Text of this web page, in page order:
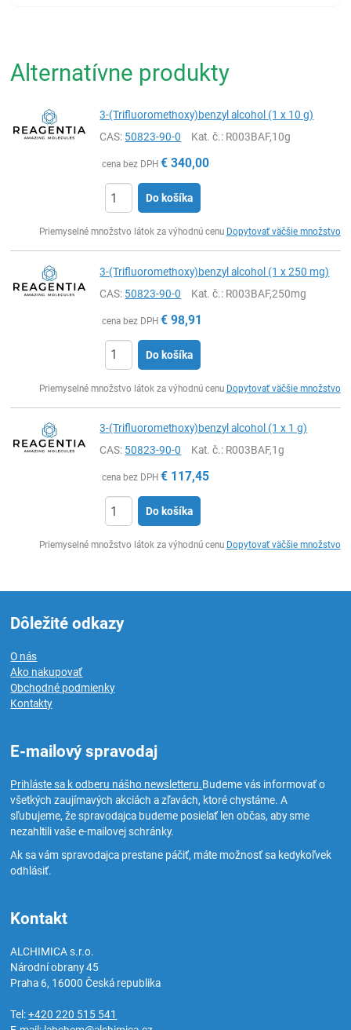
Alternatívne produkty
3-(Trifluoromethoxy)benzyl alcohol (1 x 10 g)
CAS: 50823-90-0 Kat. č.: R003BAF,10g
cena bez DPH € 340,00
Do košíka
Priemyselné množstvo látok za výhodnú cenu Dopytovať väčšie množstvo
3-(Trifluoromethoxy)benzyl alcohol (1 x 250 mg)
CAS: 50823-90-0 Kat. č.: R003BAF,250mg
cena bez DPH € 98,91
Do košíka
Priemyselné množstvo látok za výhodnú cenu Dopytovať väčšie množstvo
3-(Trifluoromethoxy)benzyl alcohol (1 x 1 g)
CAS: 50823-90-0 Kat. č.: R003BAF,1g
cena bez DPH € 117,45
Do košíka
Priemyselné množstvo látok za výhodnú cenu Dopytovať väčšie množstvo
Dôležité odkazy
O nás
Ako nakupovať
Obchodné podmienky
Kontakty
E-mailový spravodaj
Prihláste sa k odberu nášho newsletteru.Budeme vás informovať o
všetkých zaujímavých akciách a zľavách, ktoré chystáme. A
sľubujeme, že spravodajca budeme posielať len občas, aby sme
nezahltili vaše e-mailovej schránky.
Ak sa vám spravodajca prestane páčiť, máte možnosť sa kedykoľvek
odhlásiť.
Kontakt
ALCHIMICA s.r.o.
Národní obrany 45
Praha 6, 16000Česká republika
Tel:+420 220 515 541